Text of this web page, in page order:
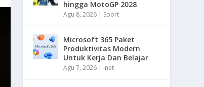
hingga MotoGP 2028
Agu 8, 2026 | Sport
Microsoft 365 Paket
Produktivitas Modern
Untuk Kerja Dan Belajar
Agu 7, 2026 | Inet